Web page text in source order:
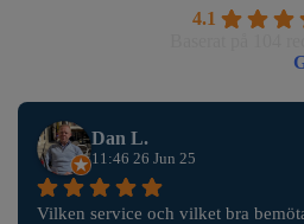
4.1
Dan L.
11:46 26 Jun 25
Vilken service och vilket bra